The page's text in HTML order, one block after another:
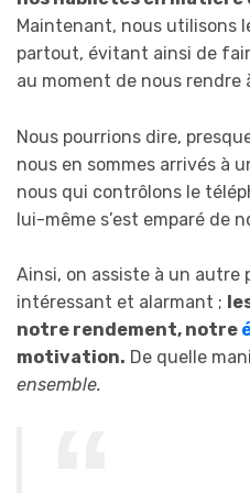
Maintenant, nous utilisons
partout, évitant ainsi de
au moment de nous rendre
Nous pourrions dire,
nous en sommes arrivés à
nous qui contrôlons le
lui-même s’est emparé de
Ainsi, on assiste à un autre
intéressant et alarmant ;
notre rendement, notre
motivation. De quelle
ensemble.